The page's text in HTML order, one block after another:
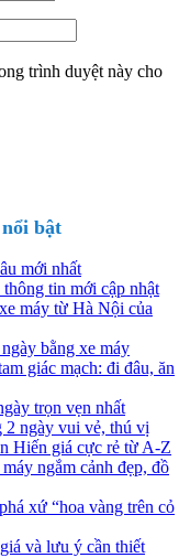
trình duyệt này cho
bật
mới nhất
tin mới cập nhật
máy từ Hà Nội của
bằng xe máy
giác mạch: đi đâu, ăn
trọn vẹn nhất
ngày vui vẻ, thú vị
Hiến giá cực rẻ từ A-Z
ngắm cảnh đẹp, đồ
xứ “hoa vàng trên cỏ
và lưu ý cần thiết